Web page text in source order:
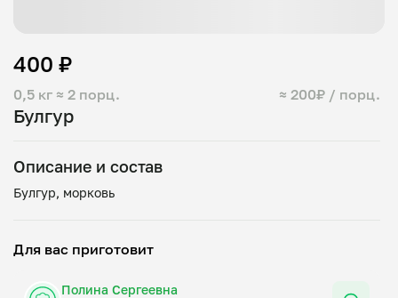
Булгур
0,5 кг ≈ 2 порц. ≈ 200₽ / порц.
400 ₽
Описание и состав
Для вас приготовит
Полина Сергеевна